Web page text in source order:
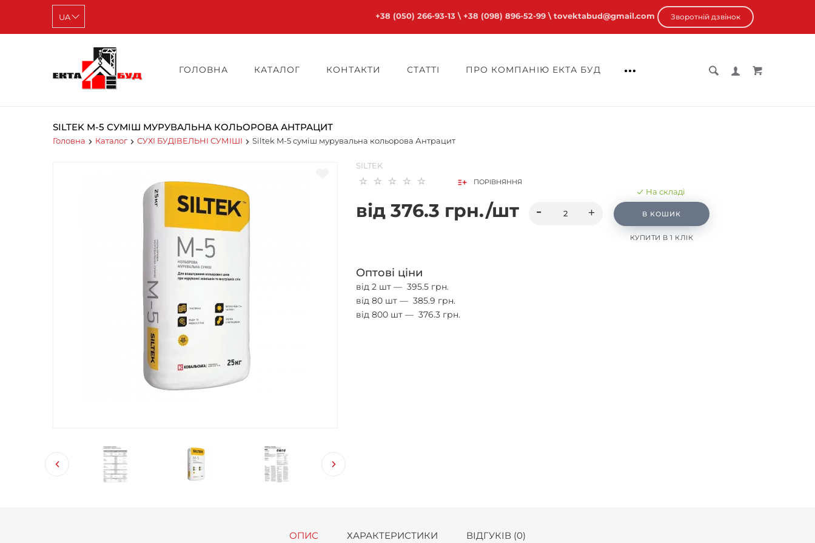
+38 (050) 266-93-13\ +38 (098) 896-52-99 \ tovektabud@gmail.com Зворотній дзвінок
ГОЛОВНА КАТАЛОГ КОНТАКТИ СТАТТІ ПРО КОМПАНІЮ ЕКТА БУД
SILTEK М-5 СУМІШ МУРУВАЛЬНА КОЛЬОРОВА АНТРАЦИТ
Головна Каталог СУХІ БУДІВЕЛЬНІ СУМІШІ Siltek M-5 суміш мурувальна кольорова Антрацит
SILTEK
ПОРІВНЯННЯ
від 376.3 грн./шт
На складі
В КОШИК
КУПИТИ В 1 КЛІК
Оптові ціни
від 2 шт — 395.5 грн.
від 80 шт — 385.9 грн.
від 800 шт — 376.3 грн.
ОПИС ХАРАКТЕРИСТИКИ ВІДГУКІВ (0)